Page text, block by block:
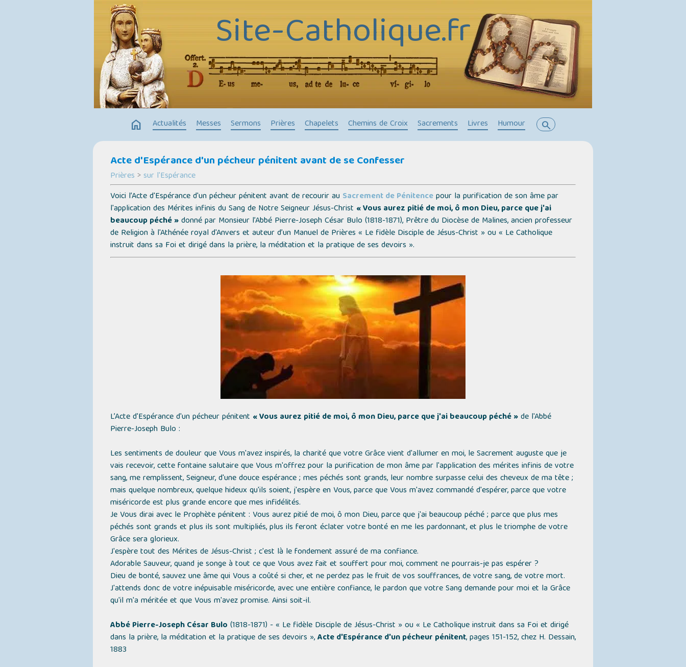
Site-Catholique.fr
home Actualités Messes Sermons Prières Chapelets Chemins de Croix Sacrements Livres Humour search
Acte d'Espérance d'un pécheur pénitent avant de se Confesser
Prières >sur l'Espérance
Voici l’Acte d'Espérance d'un pécheur pénitent avant de recourir au Sacrement de Pénitencepour la purification de son âme par
l'application des Mérites infinis du Sang de Notre Seigneur Jésus-Christ « Vous aurez pitié de moi, ô mon Dieu, parce que j'ai
beaucoup péché »donné par Monsieur l’Abbé Pierre-Joseph César Bulo (1818-1871), Prêtre du Diocèse de Malines, ancien professeur
de Religion à l'Athénée royal d'Anvers et auteur d’un Manuel de Prières « Le fidèle Disciple de Jésus-Christ »ou« Le Catholique
instruit dans sa Foi et dirigé dans la prière, la méditation et la pratique de ses devoirs ».
L’Acte d'Espérance d'un pécheur pénitent « Vous aurez pitié de moi, ô mon Dieu, parce que j'ai beaucoup péché »de l'Abbé
Pierre-Joseph Bulo :
Les sentiments de douleur que Vous m'avez inspirés, la charité que votre Grâce vient d'allumer en moi, le Sacrement auguste que je
vais recevoir, cette fontaine salutaire que Vous m'offrez pour la purification de mon âme par l'application des mérites infinis de votre
sang, me remplissent, Seigneur, d'une douce espérance ; mes péchés sont grands, leur nombre surpasse celui des cheveux de ma tête ;
mais quelque nombreux, quelque hideux qu'ils soient, j'espère en Vous, parce que Vous m'avez commandé d'espérer, parce que votre
miséricorde est plus grande encore que mes infidélités.
Je Vous dirai avec le Prophète pénitent : Vous aurez pitié de moi, ô mon Dieu, parce que j'ai beaucoup péché ; parce que plus mes
péchés sont grands et plus ils sont multipliés, plus ils feront éclater votre bonté en me les pardonnant, et plus le triomphe de votre
Grâce sera glorieux.
J'espère tout des Mérites de Jésus-Christ ; c'est là le fondement assuré de ma confiance.
Adorable Sauveur, quand je songe à tout ce que Vous avez fait et souffert pour moi, comment ne pourrais-je pas espérer ?
Dieu de bonté, sauvez une âme qui Vous a coûté si cher, et ne perdez pas le fruit de vos souffrances, de votre sang, de votre mort.
J'attends donc de votre inépuisable miséricorde, avec une entière confiance, le pardon que votre Sang demande pour moi et la Grâce
qu'il m'a méritée et que Vous m'avez promise. Ainsi soit-il.
Abbé Pierre-Joseph César Bulo (1818-1871) -« Le fidèle Disciple de Jésus-Christ »ou« Le Catholique instruit dans sa Foi et dirigé
dans la prière, la méditation et la pratique de ses devoirs »,Acte d'Espérance d'un pécheur pénitent, pages 151-152, chez H. Dessain,
1883